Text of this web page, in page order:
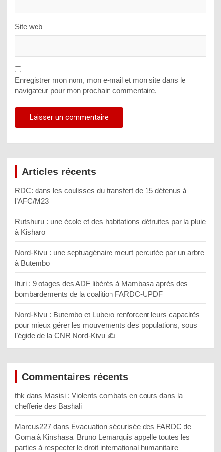
Site web
Enregistrer mon nom, mon e-mail et mon site dans le
navigateur pour mon prochain commentaire.
Articles récents
RDC: dans les coulisses du transfert de 15 détenus à
l’AFC/M23
Rutshuru : une école et des habitations détruites par la pluie
à Kisharo
Nord-Kivu : une septuagénaire meurt percutée par un arbre
à Butembo
Ituri : 9 otages des ADF libérés à Mambasa après des
bombardements de la coalition FARDC-UPDF
Nord-Kivu : Butembo et Lubero renforcent leurs capacités
pour mieux gérer les mouvements des populations, sous
l’égide de la CNR Nord-Kivu ✍️
Commentaires récents
thk dans Masisi : Violents combats en cours dans la
chefferie des Bashali
Marcus227 dans Évacuation sécurisée des FARDC de
Goma à Kinshasa: Bruno Lemarquis appelle toutes les
parties à respecter le droit international humanitaire